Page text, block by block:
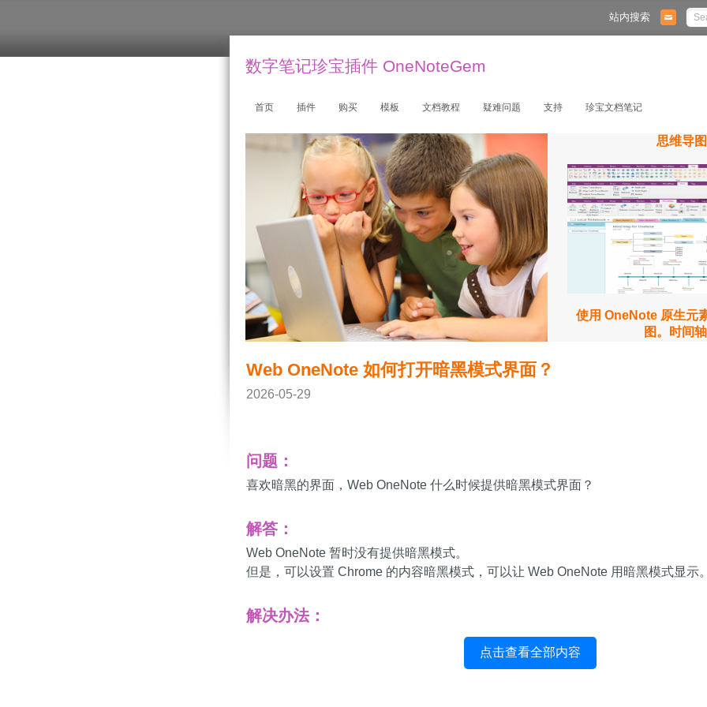
站内搜索
数字笔记珍宝插件 OneNoteGem
首页 插件 购买 模板 文档教程 疑难问题 支持 珍宝文档笔记
思维导图
使用 OneNote 原生元
图。时间轴
Web OneNote 如何打开暗黑模式界面？
2026-05-29
问题：
喜欢暗黑的界面，Web OneNote 什么时候提供暗黑模式界面？
解答：
Web OneNote 暂时没有提供暗黑模式。
但是，可以设置 Chrome 的内容暗黑模式，可以让 Web OneNote 用暗黑模式显示。
解决办法：
点击查看全部内容